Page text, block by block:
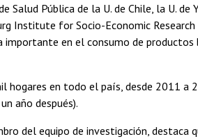
Salud Pública de la U. de Chile, la U. de
Institute for Socio-Economic Research
importante en el consumo de productos
hogares en todo el país, desde 2011 a
año después).
del equipo de investigación, destaca